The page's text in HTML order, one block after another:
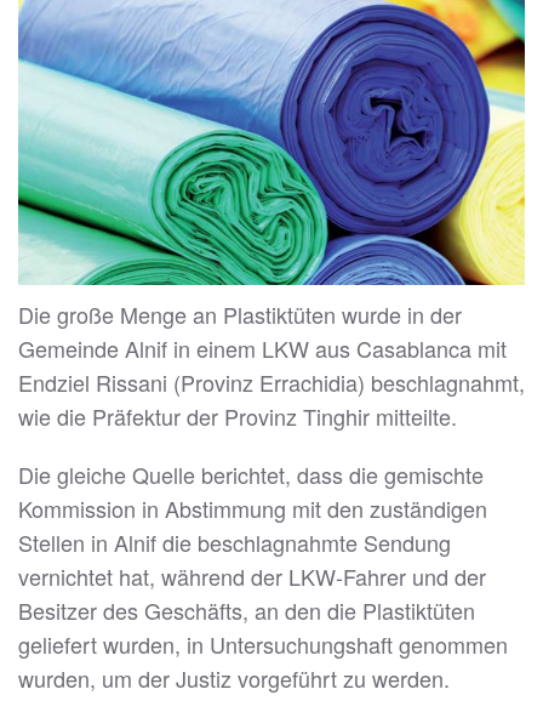
Die große Menge an Plastiktüten wurde in der
Gemeinde Alnif in einem LKW aus Casablanca mit
Endziel Rissani (Provinz Errachidia) beschlagnahmt,
wie die Präfektur der Provinz Tinghir mitteilte.
Die gleiche Quelle berichtet, dass die gemischte
Kommission in Abstimmung mit den zuständigen
Stellen in Alnif die beschlagnahmte Sendung
vernichtet hat, während der LKW-Fahrer und der
Besitzer des Geschäfts, an den die Plastiktüten
geliefert wurden, in Untersuchungshaft genommen
wurden, um der Justiz vorgeführt zu werden.